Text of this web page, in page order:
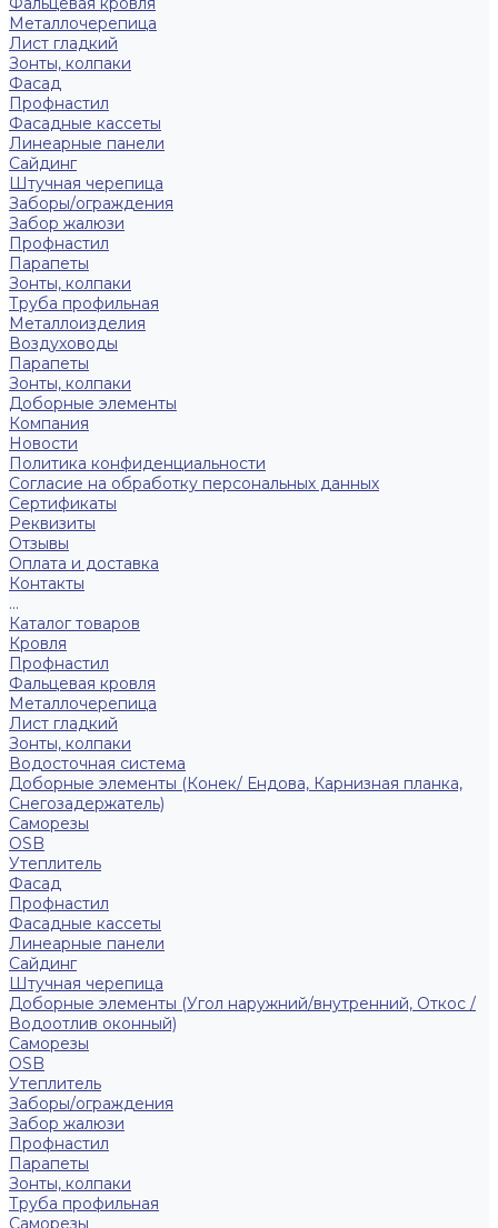
Металлочерепица
Лист гладкий
Зонты, колпаки
Фасад
Профнастил
Фасадные кассеты
Линеарные панели
Сайдинг
Штучная черепица
Заборы/ограждения
Забор жалюзи
Профнастил
Парапеты
Зонты, колпаки
Труба профильная
Металлоизделия
Воздуховоды
Парапеты
Зонты, колпаки
Доборные элементы
Компания
Новости
Политика конфиденциальности
Согласие на обработку персональных данных
Сертификаты
Реквизиты
Отзывы
Оплата и доставка
Контакты
...
Каталог товаров
Кровля
Профнастил
Фальцевая кровля
Металлочерепица
Лист гладкий
Зонты, колпаки
Водосточная система
Доборные элементы (Конек/ Ендова, Карнизная планка,
Снегозадержатель)
Саморезы
ОSB
Утеплитель
Фасад
Профнастил
Фасадные кассеты
Линеарные панели
Сайдинг
Штучная черепица
Доборные элементы (Угол наружний/внутренний, Откос /
Водоотлив оконный)
Саморезы
OSB
Утеплитель
Заборы/ограждения
Забор жалюзи
Профнастил
Парапеты
Зонты, колпаки
Труба профильная
Саморезы